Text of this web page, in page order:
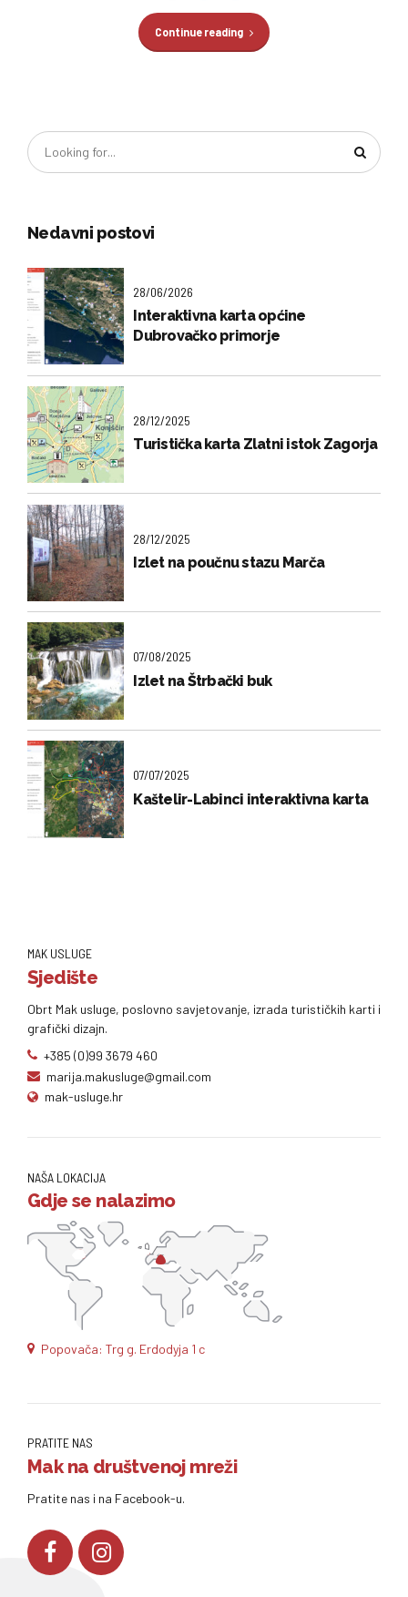
Continue reading
Nedavni postovi
28/06/2026
Interaktivna karta općine
Dubrovačko primorje
28/12/2025
Turistička karta Zlatni istok Zagorja
28/12/2025
Izlet na poučnu stazu Marča
07/08/2025
Izlet na Štrbački buk
07/07/2025
Kaštelir-Labinci interaktivna karta
MAK USLUGE
Sjedište
Obrt Mak usluge, poslovno savjetovanje, izrada turističkih karti i
grafički dizajn.
+385 (0)99 3679 460
marija.makusluge@gmail.com
mak-usluge.hr
NAŠA LOKACIJA
Gdje se nalazimo
Popovača: Trg g. Erdodyja 1 c
PRATITE NAS
Mak na društvenoj mreži
Pratite nas i na Facebook-u.